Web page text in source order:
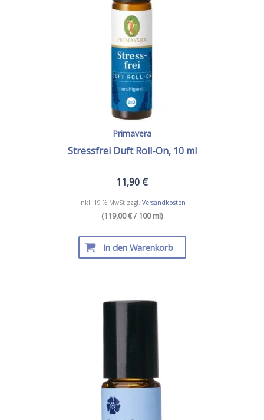
Primavera
Stressfrei Duft Roll-On, 10 ml
11,90 €
inkl. 19 % MwSt. zzgl. Versandkosten
(119,00 € / 100 ml)
In den Warenkorb